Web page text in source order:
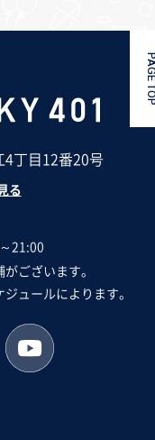
4丁目12番20号
る
21:00
ございます。
ュールによります。